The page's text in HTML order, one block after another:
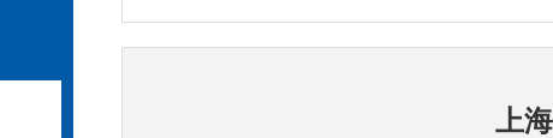
上